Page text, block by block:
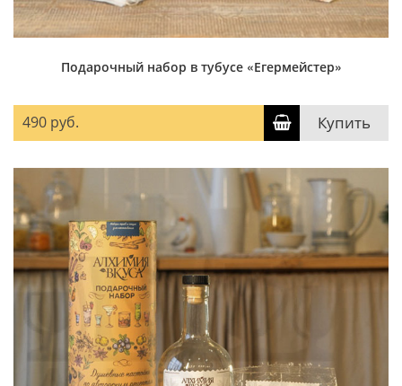
Подарочный набор в тубусе «Егермейстер»
490 руб. Купить